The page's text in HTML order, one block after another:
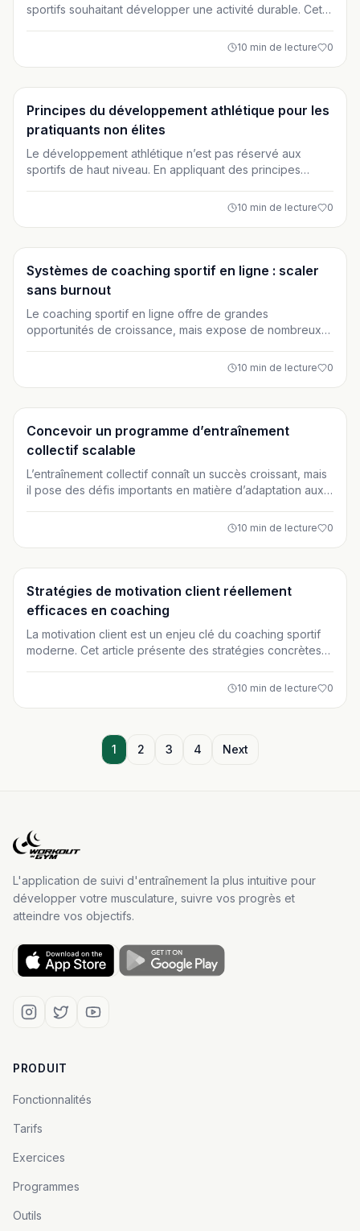
sportifs souhaitant développer une activité durable. Cet
basées sur la personnalisation, le suivi, la communication
des clients sur le long terme.
10 min de lecture 0
Entraînement
Principes du développement athlétique pour les
pratiquants non élites
Le développement athlétique n’est pas réservé aux
sportifs de haut niveau. En appliquant des principes
mouvements et la récupération, les pratiquants non élites
performance fonctionnelle et plaisir à long terme.
10 min de lecture 0
Entraînement
Systèmes de coaching sportif en ligne : scaler
sans burnout
Le coaching sportif en ligne offre de grandes
opportunités de croissance, mais expose de nombreux
comment créer des systèmes structurés, automatisés et
durable et efficace.
10 min de lecture 0
Entraînement
Concevoir un programme d’entraînement
collectif scalable
L’entraînement collectif connaît un succès croissant, mais
il pose des défis importants en matière d’adaptation aux
concevoir un programme d’entraînement collectif
l’efficacité des séances en groupe.
10 min de lecture 0
Entraînement
Stratégies de motivation client réellement
efficaces en coaching
La motivation client est un enjeu clé du coaching sportif
moderne. Cet article présente des stratégies concrètes
renforcer leur adhésion et construire une relation coach-
10 min de lecture 0
1 2 3 4 Next
L'application de suivi d'entraînement la plus intuitive pour
développer votre musculature, suivre vos progrès et
atteindre vos objectifs.
PRODUIT
Fonctionnalités
Tarifs
Exercices
Programmes
Outils